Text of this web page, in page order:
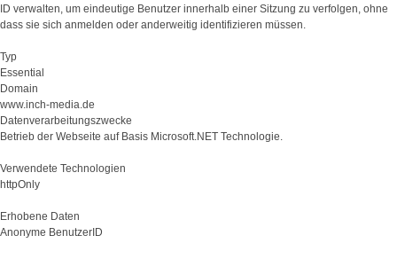
ID verwalten, um eindeutige Benutzer innerhalb einer Sitzung zu verfolgen, ohne
dass sie sich anmelden oder anderweitig identifizieren müssen.
Typ
Essential
Domain
www.inch-media.de
Datenverarbeitungszwecke
Betrieb der Webseite auf Basis Microsoft.NET Technologie.
Verwendete Technologien
httpOnly
Erhobene Daten
Anonyme BenutzerID